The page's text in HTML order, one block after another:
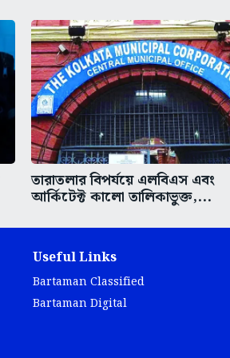
তারাতলার বিপর্যয়ে এলবিএস এবং
আর্কিটেক্ট কালো তালিকাভুক্ত,...
Useful Links
Bartaman Classified
Bartaman Digital